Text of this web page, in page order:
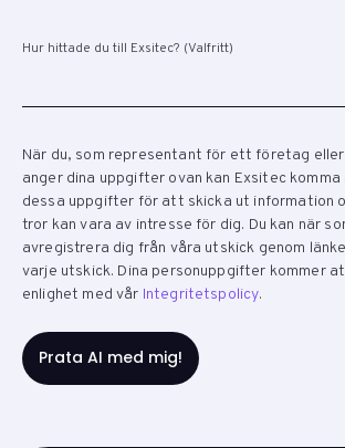
Hur hittade du till Exsitec? (Valfritt)
När du, som representant för ett företag
anger dina uppgifter ovan kan Exsitec
dessa uppgifter för att skicka ut information
tror kan vara av intresse för dig. Du kan när
avregistrera dig från våra utskick genom
varje utskick. Dina personuppgifter kommer
enlighet med vår Integritetspolicy.